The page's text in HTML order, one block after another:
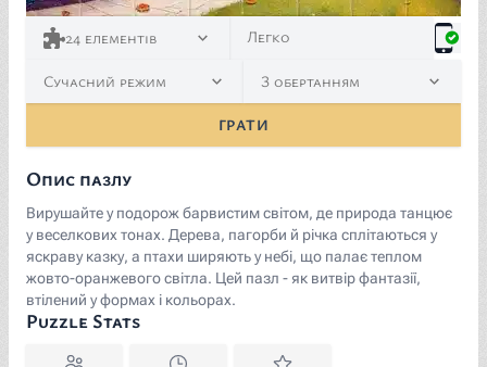
24 елементів Легко
Сучасний режим З обертанням
ГРАТИ
Опис пазлу
Вирушайте у подорож барвистим світом, де природа танцює
у веселкових тонах. Дерева, пагорби й річка сплітаються у
яскраву казку, а птахи ширяють у небі, що палає теплом
жовто-оранжевого світла. Цей пазл - як витвір фантазії,
втілений у формах і кольорах.
Puzzle Stats